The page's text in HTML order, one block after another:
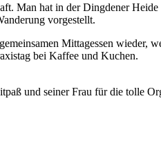
Man hat in der Dingdener
vorgestellt.
Mittagessen
bei Kaffee und Kuchen.
und seiner Frau für die tolle